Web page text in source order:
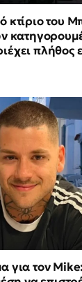
κτίριο του
πλήθος
για τον